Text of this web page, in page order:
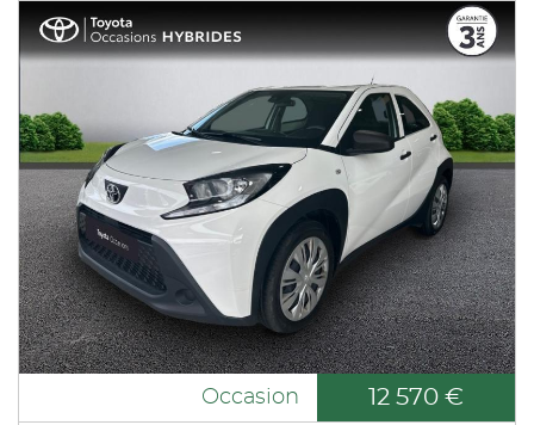
Occasion 12 570 €